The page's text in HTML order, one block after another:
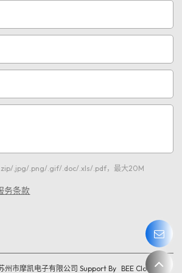
.jpg/.png/.gif/.doc/.xls/.pdf，最大20M
务条款
州市摩凯电子有限公司 Support By BEE Cloud